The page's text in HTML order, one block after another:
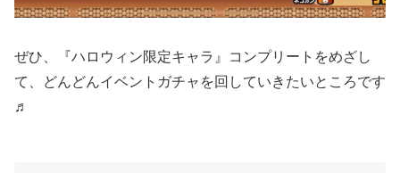
ぜひ、『ハロウィン限定キャラ』コンプリートをめざし
て、どんどんイベントガチャを回していきたいところです
♬